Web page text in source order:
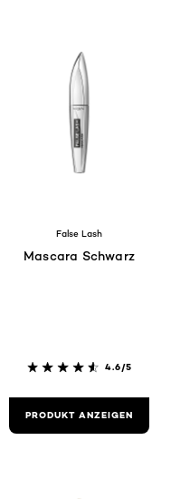
False Lash
Mascara Schwarz
4.6/5
PRODUKT ANZEIGEN